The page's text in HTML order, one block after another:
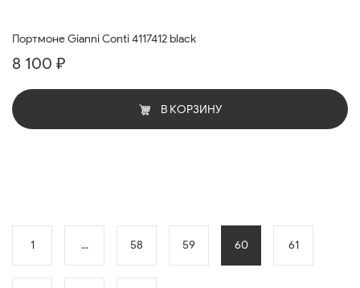
Портмоне Gianni Conti 4117412 black
8 100 ₽
В КОРЗИНУ
1 ... 58 59 60 61